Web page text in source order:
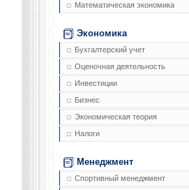
Математическая экономика
Экономика
Бухгалтерский учет
Оценочная деятельность
Инвестиции
Бизнес
Экономическая теория
Налоги
Менеджмент
Спортивный менеджмент